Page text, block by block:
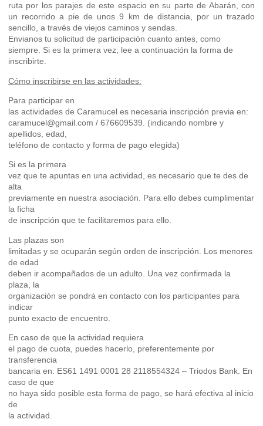
ruta por los parajes de este espacio en su parte de Abarán, con
un recorrido a pie de unos 9 km de distancia, por un trazado
sencillo, a través de viejos caminos y sendas.
Envianos tu solicitud de participación cuanto antes, como
siempre. Si es la primera vez, lee a continuación la forma de
inscribirte.
Cómo inscribirse en las actividades:
Para participar en
las actividades de Caramucel es necesaria inscripción previa en:
caramucel@gmail.com / 676609539. (indicando nombre y
apellidos, edad,
teléfono de contacto y forma de pago elegida)
Si es la primera
vez que te apuntas en una actividad, es necesario que te des de
alta
previamente en nuestra asociación. Para ello debes cumplimentar
la ficha
de inscripción que te facilitaremos para ello.
Las plazas son
limitadas y se ocuparán según orden de inscripción. Los menores
de edad
deben ir acompañados de un adulto. Una vez confirmada la
plaza, la
organización se pondrá en contacto con los participantes para
indicar
punto exacto de encuentro.
En caso de que la actividad requiera
el pago de cuota, puedes hacerlo, preferentemente por
transferencia
bancaria en: ES61 1491 0001 28 2118554324 – Triodos Bank. En
caso de que
no haya sido posible esta forma de pago, se hará efectiva al inicio
de
la actividad.